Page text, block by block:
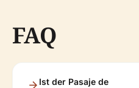
FAQ
Ist der Pasaje de